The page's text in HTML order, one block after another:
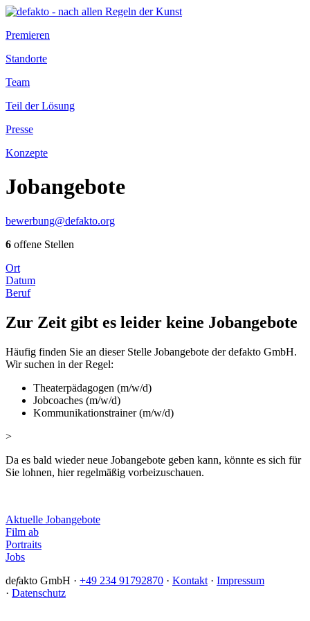
Premieren
Standorte
Team
Teil der Lösung
Presse
Konzepte
Jobangebote
bewerbung@defakto.org
6 offene Stellen
Ort
Datum
Beruf
Zur Zeit gibt es leider keine Jobangebote
Häufig finden Sie an dieser Stelle Jobangebote der defakto GmbH.
Wir suchen in der Regel:
Theaterpädagogen (m/w/d)
Jobcoaches (m/w/d)
Kommunikationstrainer (m/w/d)
>
Da es bald wieder neue Jobangebote geben kann, könnte es sich für
Sie lohnen, hier regelmäßig vorbeizuschauen.
Aktuelle Jobangebote
Film ab
Portraits
Jobs
defakto GmbH · +49 234 91792870 · Kontakt · Impressum
· Datenschutz